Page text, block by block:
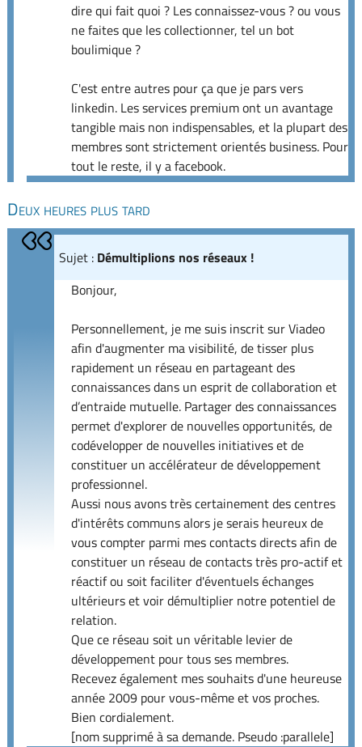
dire qui fait quoi ? Les connaissez-vous ? ou vous
ne faites que les collectionner, tel un bot
boulimique ?
C'est entre autres pour ça que je pars vers
linkedin. Les services premium ont un avantage
tangible mais non indispensables, et la plupart des
membres sont strictement orientés business. Pour
tout le reste, il y a facebook.
Deux heures plus tard
Sujet : Démultiplions nos réseaux !
Bonjour,
Personnellement, je me suis inscrit sur Viadeo
afin d'augmenter ma visibilité, de tisser plus
rapidement un réseau en partageant des
connaissances dans un esprit de collaboration et
d’entraide mutuelle. Partager des connaissances
permet d'explorer de nouvelles opportunités, de
codévelopper de nouvelles initiatives et de
constituer un accélérateur de développement
professionnel.
Aussi nous avons très certainement des centres
d'intérêts communs alors je serais heureux de
vous compter parmi mes contacts directs afin de
constituer un réseau de contacts très pro-actif et
réactif ou soit faciliter d'éventuels échanges
ultérieurs et voir démultiplier notre potentiel de
relation.
Que ce réseau soit un véritable levier de
développement pour tous ses membres.
Recevez également mes souhaits d'une heureuse
année 2009 pour vous-même et vos proches.
Bien cordialement.
[nom supprimé à sa demande. Pseudo :parallele]